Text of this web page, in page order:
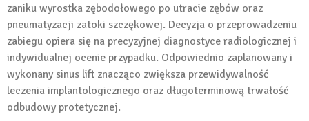
zaniku wyrostka zębodołowego po utracie zębów oraz
pneumatyzacji zatoki szczękowej. Decyzja o przeprowadzeniu
zabiegu opiera się na precyzyjnej diagnostyce radiologicznej i
indywidualnej ocenie przypadku. Odpowiednio zaplanowany i
wykonany sinus lift znacząco zwiększa przewidywalność
leczenia implantologicznego oraz długoterminową trwałość
odbudowy protetycznej.